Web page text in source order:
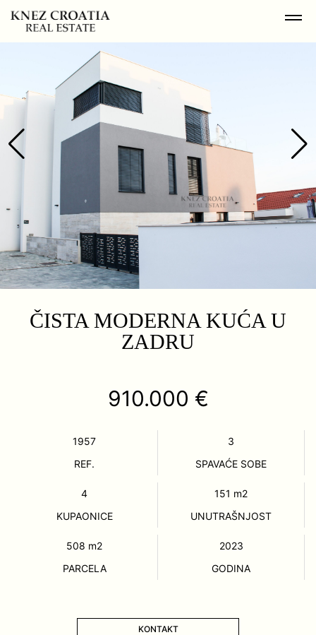
ČISTA MODERNA KUĆA U
ZADRU
910.000 €
1957
REF.
3
SPAVAĆE SOBE
4
KUPAONICE
151 m2
UNUTRAŠNJOST
508 m2
PARCELA
2023
GODINA
KONTAKT